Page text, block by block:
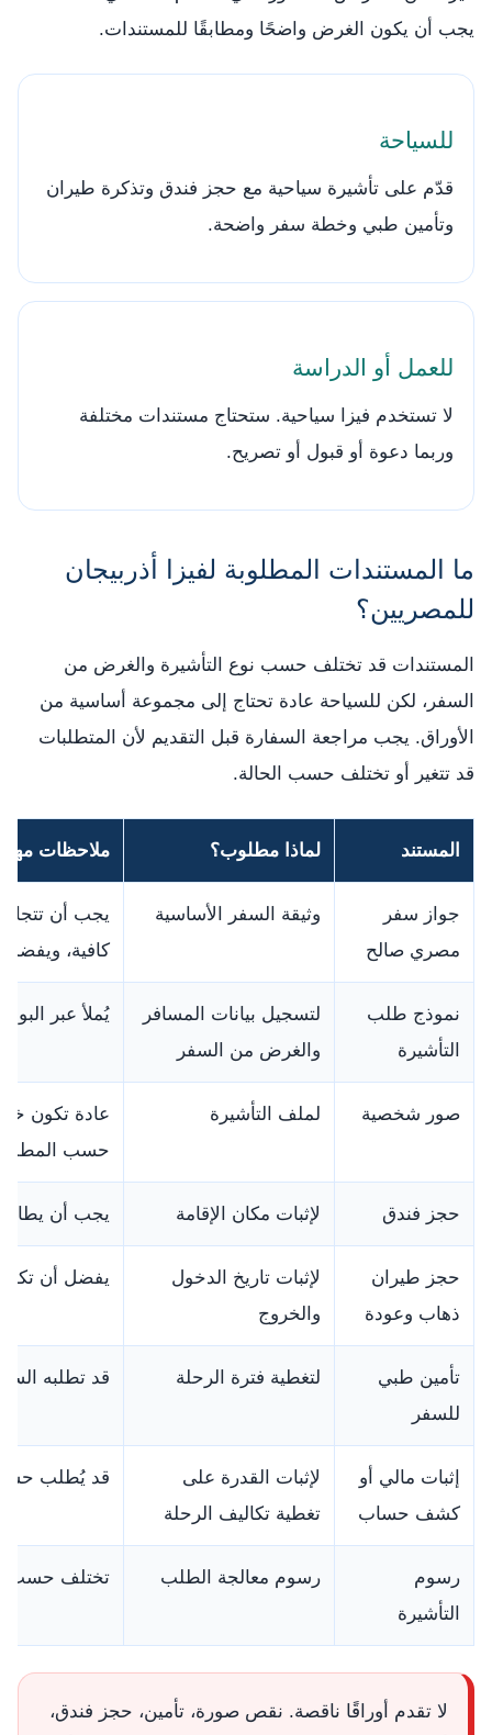
يجب أن يكون الغرض واضحًا ومطابقًا للمستندات.
للسياحة
قدّم على تأشيرة سياحية مع حجز فندق وتذكرة طيران
وتأمين طبي وخطة سفر واضحة.
للعمل أو الدراسة
لا تستخدم فيزا سياحية. ستحتاج مستندات مختلفة
وربما دعوة أو قبول أو تصريح.
ما المستندات المطلوبة لفيزا أذربيجان
للمصريين؟
المستندات قد تختلف حسب نوع التأشيرة والغرض من
السفر، لكن للسياحة عادة تحتاج إلى مجموعة أساسية من
الأوراق. يجب مراجعة السفارة قبل التقديم لأن المتطلبات
قد تتغير أو تختلف حسب الحالة.
المستند لماذا مطلوب؟ ملاحظات
جواز سفر
مصري صالح
وثيقة السفر الأساسية
يجب أن
كافية، ويفضل ألا
نموذج طلب
التأشيرة
لتسجيل بيانات المسافر
والغرض من السفر
يُملأ عبر
صور شخصية
لملف التأشيرة
حسب
حجز فندق لإثبات مكان الإقامة يجب أن يطابق
حجز طيران
ذهاب وعودة
لإثبات تاريخ الدخول
والخروج
يفضل أن تكون
تأمين طبي
للسفر
لتغطية فترة الرحلة قد تطلبه
إثبات مالي أو
كشف حساب
لإثبات القدرة على
تغطية تكاليف الرحلة
قد يُطلب حسب
رسوم
التأشيرة
رسوم معالجة الطلب تختلف حسب
لا تقدم أوراقًا ناقصة. نقص صورة، تأمين، حجز فندق،